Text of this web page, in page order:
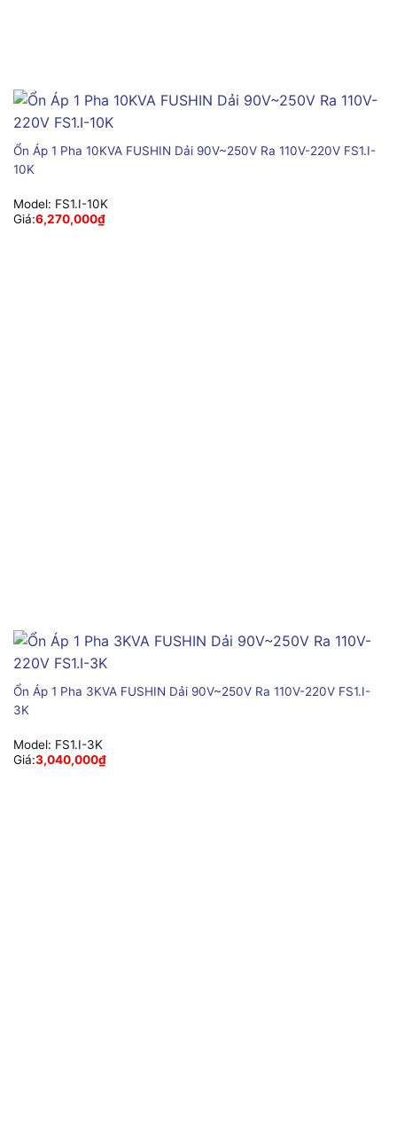
Ổn Áp 1 Pha 10KVA FUSHIN Dải 90V~250V Ra 110V-220V FS1.I-
10K
Model: FS1.I-10K
Giá:6,270,000₫
Ổn Áp 1 Pha 3KVA FUSHIN Dải 90V~250V Ra 110V-220V FS1.I-
3K
Model: FS1.I-3K
Giá:3,040,000₫